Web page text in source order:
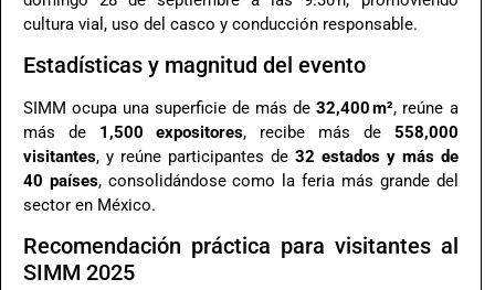
cultura vial, uso del casco y conducción responsable.
Estadísticas y magnitud del evento
SIMM ocupa una superficie de más de32,400 m², reúne a
más de 1,500 expositores, recibe más de 558,000
visitantes, y reúne participantes de 32 estados y más de
40 países, consolidándose como la feria más grande del
sector en México.
Recomendación práctica para visitantes al
SIMM 2025